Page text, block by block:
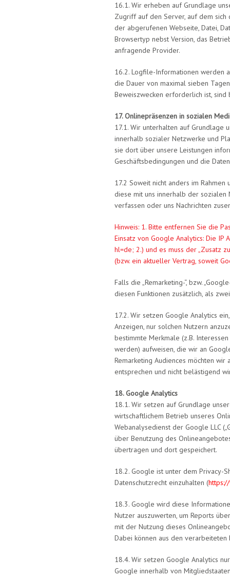
16.1. Wir erheben auf Grundlage
Zugriff auf den Server, auf dem
der abgerufenen Webseite, Datei,
Browsertyp nebst Version, das
anfragende Provider.
16.2. Logfile-Informationen werden
die Dauer von maximal sieben
Beweiszwecken erforderlich ist,
17. Onlinepräsenzen in sozialen
17.1. Wir unterhalten auf Grundlage
innerhalb sozialer Netzwerke und
sie dort über unsere Leistungen
Geschäftsbedingungen und die
17.2 Soweit nicht anders im
diese mit uns innerhalb der sozialen
verfassen oder uns Nachrichten
Hinweis: 1. Bitte entfernen Sie die
Einsatz von Google Analytics: Die
hl=de; 2.) und es muss der „Zusatz
(bzw. ein aktueller Vertrag, soweit
Falls die „Remarketing-“, bzw.
diesen Funktionen zusätzlich, als
17.2. Wir setzen Google Analytics
Anzeigen, nur solchen Nutzern
bestimmte Merkmale (z.B.
werden) aufweisen, die wir an
Remarketing Audiences möchten
entsprechen und nicht belästigend
18. Google Analytics
18.1. Wir setzen auf Grundlage
wirtschaftlichem Betrieb unseres
Webanalysedienst der Google LLC
über Benutzung des
übertragen und dort gespeichert.
18.2. Google ist unter dem Privacy-
Datenschutzrecht einzuhalten (
18.3. Google wird diese
Nutzer auszuwerten, um Reports
mit der Nutzung dieses
Dabei können aus den
18.4. Wir setzen Google Analytics
Google innerhalb von